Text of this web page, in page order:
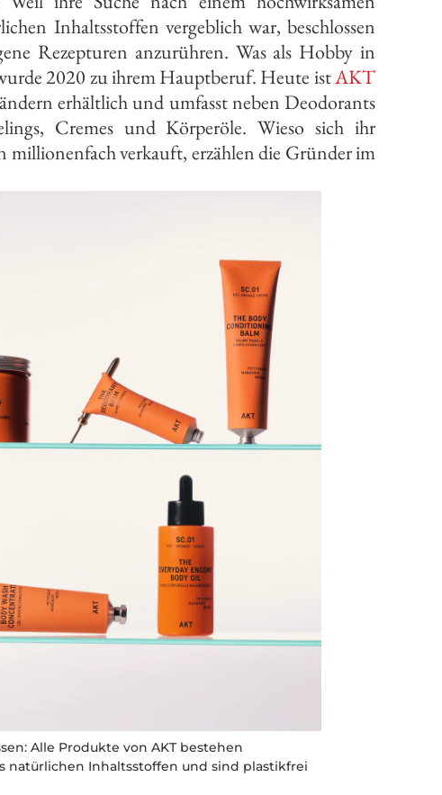
Alle Produkte von AKT bestehen
natürlichen Inhaltsstoffen und sind plastikfrei
Inhaltsstoffen vergeblich war, beschlossen
Rezepturen anzurühren. Was als Hobby in
2020 zu ihrem Hauptberuf. Heute istAKT
erhältlich und umfasst neben Deodorants
Cremes und Körperöle. Wieso sich ihr
millionenfach verkauft, erzählen die Gründer im